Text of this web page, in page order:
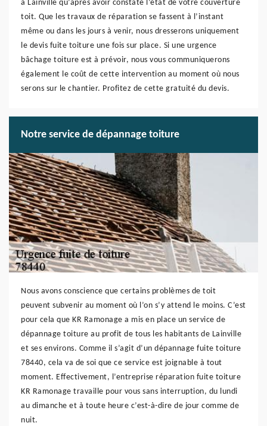
à Lainville qu’après avoir constaté l’état de votre couverture
toit. Que les travaux de réparation se fassent à l’instant
même ou dans les jours à venir, nous dresserons uniquement
le devis fuite toiture une fois sur place. Si une urgence
bâchage toiture est à prévoir, nous vous communiquerons
également le coût de cette intervention au moment où nous
serons sur le chantier. Profitez de cette gratuité du devis.
Notre service de dépannage toiture
Nous avons conscience que certains problèmes de toit
peuvent subvenir au moment où l’on s’y attend le moins. C’est
pour cela que KR Ramonage a mis en place un service de
dépannage toiture au profit de tous les habitants de Lainville
et ses environs. Comme il s’agit d’un dépannage fuite toiture
78440, cela va de soi que ce service est joignable à tout
moment. Effectivement, l’entreprise réparation fuite toiture
KR Ramonage travaille pour vous sans interruption, du lundi
au dimanche et à toute heure c’est-à-dire de jour comme de
nuit.